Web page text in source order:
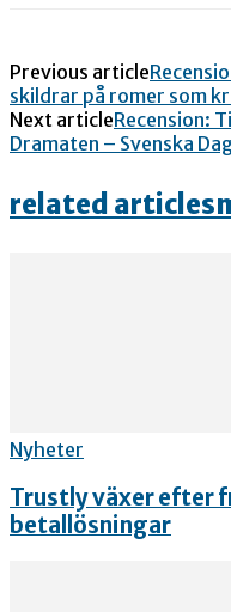
Previous article
skildrar på romer som
Next articleRecension:
Dramaten – Svenska
related articles
Nyheter
Trustly växer efter
betallösningar